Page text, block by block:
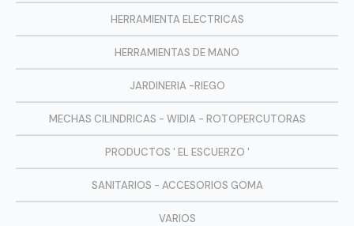
HERRAMIENTA ELECTRICAS
HERRAMIENTAS DE MANO
JARDINERIA -RIEGO
MECHAS CILINDRICAS - WIDIA - ROTOPERCUTORAS
PRODUCTOS ' EL ESCUERZO '
SANITARIOS - ACCESORIOS GOMA
VARIOS